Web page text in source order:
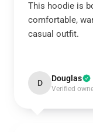
This hoodie is
comfortable,
casual outfit.
D Douglas
Verified